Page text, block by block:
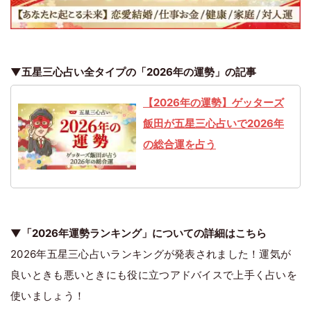
▼五星三心占い全タイプの「2026年の運勢」の記事
【2026年の運勢】ゲッターズ
飯田が五星三心占いで2026年
の総合運を占う
▼「2026年運勢ランキング」についての詳細はこちら
2026年五星三心占いランキングが発表されました！運気が
良いときも悪いときにも役に立つアドバイスで上手く占いを
使いましょう！